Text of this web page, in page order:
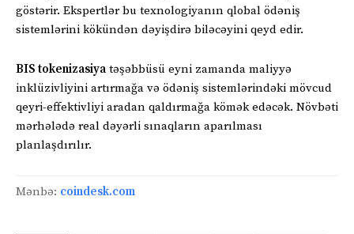
göstərir. Ekspertlər bu texnologiyanın qlobal ödəniş
sistemlərini kökündən dəyişdirə biləcəyini qeyd edir.
BIS tokenizasiya təşəbbüsü eyni zamanda maliyyə
inklüzivliyini artırmağa və ödəniş sistemlərindəki mövcud
qeyri-effektivliyi aradan qaldırmağa kömək edəcək. Növbəti
mərhələdə real dəyərli sınaqların aparılması
planlaşdırılır.
Mənbə: coindesk.com